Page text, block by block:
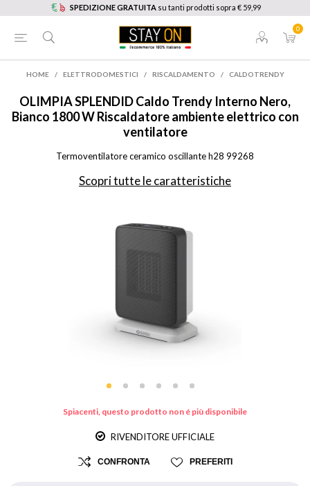
SPEDIZIONE GRATUITA su tanti prodotti sopra € 59,99
0
HOME / ELETTRODOMESTICI / RISCALDAMENTO / CALDOTRENDY
OLIMPIA SPLENDIDCaldo Trendy Interno Nero,
Bianco 1800 W Riscaldatore ambiente elettrico con
ventilatore
Termoventilatore ceramico oscillante h28 99268
Scopri tutte le caratteristiche
Spiacenti, questo prodotto non é più disponibile
RIVENDITORE UFFICIALE
CONFRONTA PREFERITI